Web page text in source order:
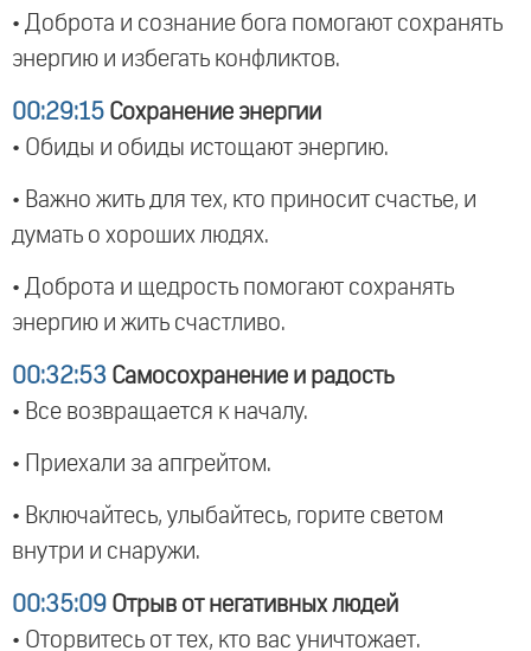
• Доброта и сознание бога помогают сохранять
энергию и избегать конфликтов.
00:29:15 Сохранение энергии
• Обиды и обиды истощают энергию.
• Важно жить для тех, кто приносит счастье, и
думать о хороших людях.
• Доброта и щедрость помогают сохранять
энергию и жить счастливо.
00:32:53 Самосохранение и радость
• Все возвращается к началу.
• Приехали за апгрейтом.
• Включайтесь, улыбайтесь, горите светом
внутри и снаружи.
00:35:09 Отрыв от негативных людей
• Оторвитесь от тех, кто вас уничтожает.